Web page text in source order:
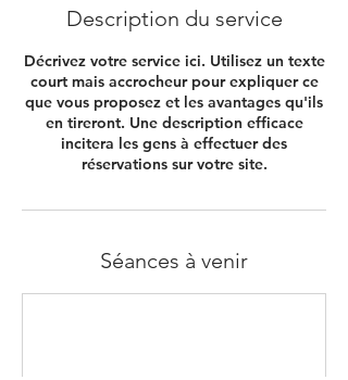
Description du service
Décrivez votre service ici. Utilisez un texte
court mais accrocheur pour expliquer ce
que vous proposez et les avantages qu'ils
en tireront. Une description efficace
incitera les gens à effectuer des
réservations sur votre site.
Séances à venir